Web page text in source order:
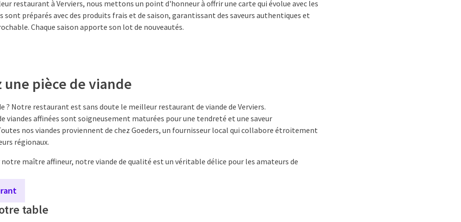
restaurant à Verviers, nous mettons un point d'honneur à offrir une carte qui évolue avec les
sont préparés avec des produits frais et de saison, garantissant des saveurs authentiques et
Chaque saison apporte son lot de nouveautés.
une pièce de viande
? Notre restaurant est sans doute le meilleur restaurant de viande de Verviers.
viandes affinées sont soigneusement maturées pour une tendreté et une saveur
nos viandes proviennent de chez Goeders, un fournisseur local qui collabore étroitement
régionaux.
maître affineur, notre viande de qualité est un véritable délice pour les amateurs de
table